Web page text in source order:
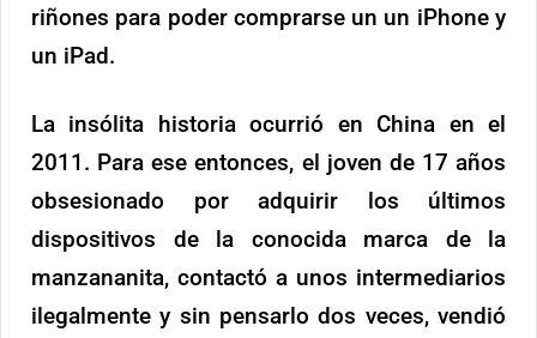
riñones para poder comprarse un un iPhone y
un iPad.
La insólita historia ocurrió en China en el
2011. Para ese entonces, el joven de 17 años
obsesionado por adquirir los últimos
dispositivos de la conocida marca de la
manzananita, contactó a unos intermediarios
ilegalmente y sin pensarlo dos veces, vendió